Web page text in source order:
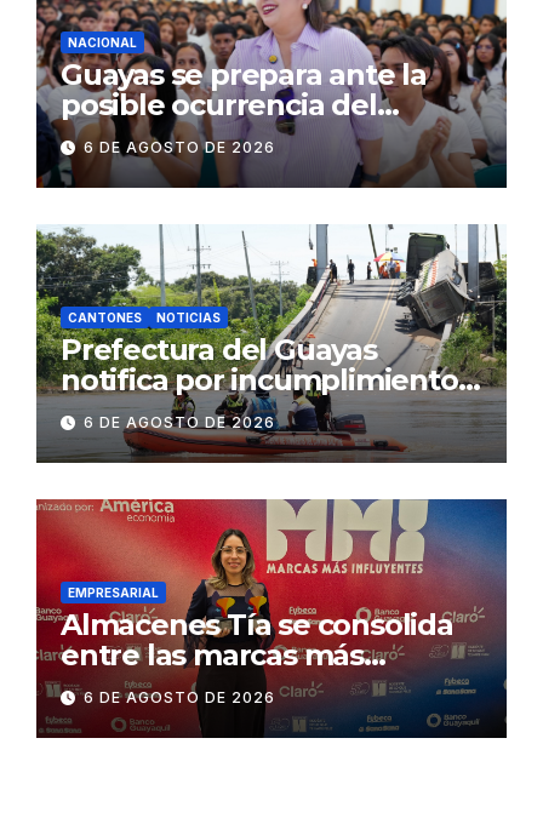
NACIONAL
Guayas se prepara ante la
posible ocurrencia del
fenómeno de El Niño:
Gobierno Nacional capacita a
2.500 jóvenes
6 DE AGOSTO DE 2026
CANTONES NOTICIAS
Prefectura del Guayas
notifica por incumplimiento
contractual a la
Concesionaria CONORTE y
exige celeridad en
desmontaje del puente
Gonzalo Icaza Cornejo, en
Daule
6 DE AGOSTO DE 2026
EMPRESARIAL
Almacenes Tía se consolida
entre las marcas más
influyentes del Ecuador
6 DE AGOSTO DE 2026